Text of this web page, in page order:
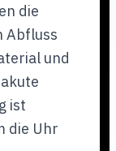
die
Abfluss
und
ist
die Uhr